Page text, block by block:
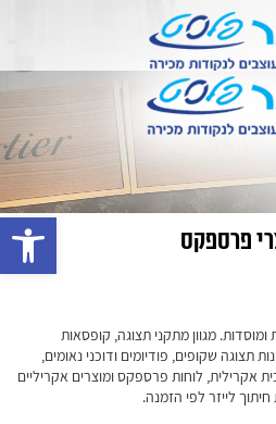
פרספקס
מגוון מתקני תצוגה, קופסאות
תצוגה שקופים, פודיומים ודוכני נאומים,
אקרילית, לוחות פרספקס ומוצרים אקריליים
לייזר לפי הזמנה.